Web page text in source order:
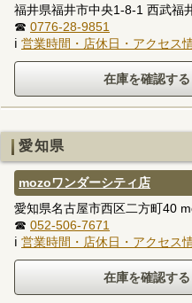
福井県福井市中央1-8-1 西武福
☎ 0776-28-9851
ℹ 営業時間・店休日・アクセス
愛知県
mozoワンダーシティ店
愛知県名古屋市西区二方町40
☎ 052-506-7671
ℹ 営業時間・店休日・アクセス